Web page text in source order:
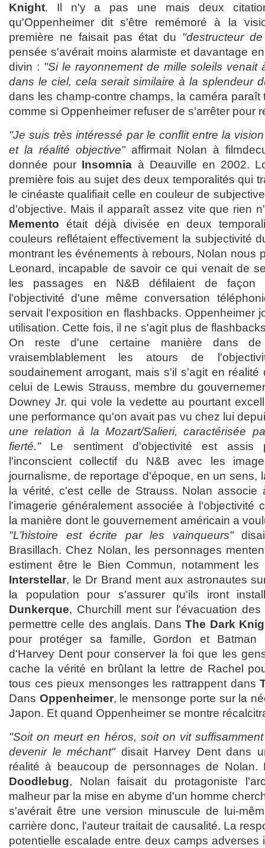
Knight. Il n'y a pas une mais deux
qu'Oppenheimer dit s'être remémoré à la
première ne faisait pas état du "destructeur
pensée s'avérait moins alarmiste et davantage
divin : "Si le rayonnement de mille soleils venait
dans le ciel, cela serait similaire à la splendeur
dans les champ-contre champs, la caméra paraît
comme si Oppenheimer refuser de s'arrêter pour
"Je suis très intéressé par le conflit entre la
et la réalité objective"affirmait Nolan à
donnée pour Insomnia à Deauville en 2002.
première fois au sujet des deux temporalités qui
le cinéaste qualifiait celle en couleur de
d'objective. Mais il apparaît assez vite que rien
Memento était déjà divisée en deux
couleurs reflétaient effectivement la subjectivité
montrant les événements à rebours, Nolan nous
Leonard, incapable de savoir ce qui venait de
les passages en N&B défilaient de façon
l'objectivité d'une même conversation
servait l'exposition en flashbacks. Oppenheimer
utilisation. Cette fois, il ne s'agit plus de
On reste d'une certaine manière dans de
vraisemblablement les atours de
soudainement arrogant, mais s'il s'agit en
celui de Lewis Strauss, membre du
Downey Jr. qui vole la vedette au pourtant
une performance qu'on avait pas vu chez lui
une relation à la Mozart/Salieri, caractérisée
fierté."Le sentiment d'objectivité est assis
l'inconscient collectif du N&B avec les
journalisme, de reportage d'époque, en un sens,
la vérité, c'est celle de Strauss. Nolan associe
l'imagerie généralement associée à l'objectivité
la manière dont le gouvernement américain a
"L’histoire est écrite par les vainqueurs"
Brasillach. Chez Nolan, les personnages
estiment être le Bien Commun, notamment les
Interstellar, le Dr Brand ment aux astronautes
la population pour s'assurer qu'ils iront
Dunkerque, Churchill ment sur l'évacuation
permettre celle des anglais. DansThe Dark
pour protéger sa famille, Gordon et
d'Harvey Dent pour conserver la foi que les
cache la vérité en brûlant la lettre de Rachel
tous ces pieux mensonges les rattrappent dans
Dans Oppenheimer, le mensonge porte sur la
Japon. Et quand Oppenheimer se montre
"Soit on meurt en héros, soit on vit
devenir le méchant"disait Harvey Dent dans
réalité à beaucoup de personnages de Nolan.
Doodlebug, Nolan faisait du protagoniste
malheur par la mise en abyme d'un homme
s'avérait être une version minuscule de lui-
carrière donc, l'auteur traitait de causalité. La
potentielle escalade entre deux camps adverses